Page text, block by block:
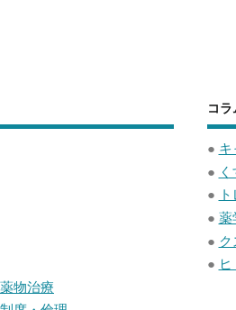
o
物治療
コラ
● キ
●
●
● 薬
● ク
●